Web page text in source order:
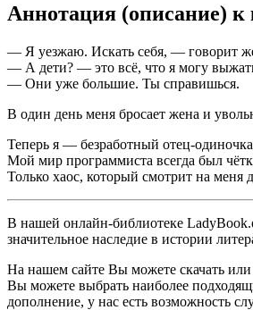
Аннотация (описание) к
— Я уезжаю. Искать себя, — говорит
— А дети? — это всё, что я могу
— Они уже большие. Ты справишься.
В один день меня бросает жена и
Теперь я — безработный отец-
Мой мир программиста всегда был
Только хаос, который смотрит на
В нашей онлайн-библиотеке
значительное наследие в истории
На нашем сайте Вы можете скачать
Вы можете выбрать наиболее
дополнение, у нас есть возможность